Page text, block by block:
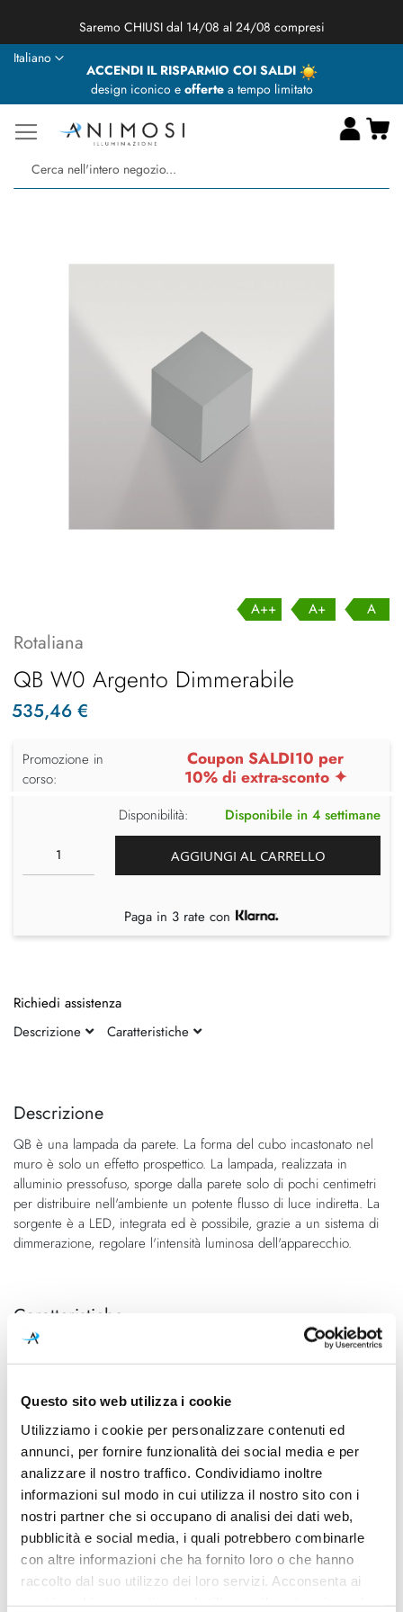
Questo sito web utilizza i cookie
Utilizziamo i cookie per personalizzare contenuti ed
annunci, per fornire funzionalità dei social media e per
analizzare il nostro traffico. Condividiamo inoltre
informazioni sul modo in cui utilizza il nostro sito con i
nostri partner che si occupano di analisi dei dati web,
pubblicità e social media, i quali potrebbero combinarle
con altre informazioni che ha fornito loro o che hanno
raccolto dal suo utilizzo dei loro servizi. Acconsenta ai
★ Animosi Illuminazione vi augura delle BUONE VACANZE ★
ACCENDI IL RISPARMIO COI SALDI
design iconico e offertea tempo limitato
Lingua
Italiano
fine
galleria
di
immagini
della
di
immagini
Descrizione
QB è una lampada da parete. La forma del cubo incastonato nel
muro è solo un effetto prospettico. La lampada, realizzata in
alluminio pressofuso, sporge dalla parete solo di pochi centimetri
per distribuire nell'ambiente un potente flusso di luce indiretta. La
sorgente è a LED, integrata ed è possibile, grazie a un sistema di
dimmerazione, regolare l'intensità luminosa dell'apparecchio.
Caratteristiche
Cod.Art.
1QBW000043FL0
Federica Cevasco, 2013
Dimensioni
227mm x 71mm - H 294mm
Sorgente luminosa
Led integrato
Potenza e attacco
25W - 2700K - 2300Lm -
CRI90 - 220-240V
Dimmerazione
Dimmerabile
Classe energetica
A++, A+, A
Ean
8013210180778
A++ A+ A
Rotaliana
QB W0 Argento Dimmerabile
535,46 €
Promozione in
corso:
Coupon SALDI10 per
10% di extra-sconto ✦
Disponibilità: Disponibile in 4 settimane
AGGIUNGI AL CARRELLO
Paga in 3 rate con
Richiedi assistenza
Descrizione
Caratteristiche